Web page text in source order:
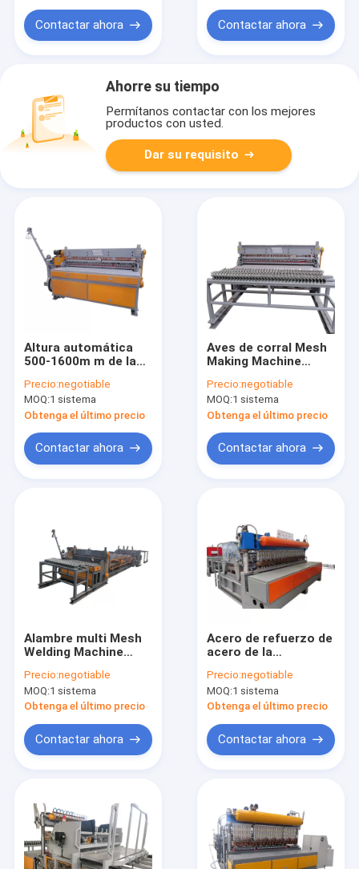
Productos
Sobre nosotros
Contactar ahora Contactar ahora
Ahorre su tiempo
Permítanos contactar con los mejores
productos con usted.
Dar su requisito
Altura automática
500-1600m m de la
de pájaros del CNC
2m m
Precio:negotiable
MOQ:1 sistema
Obtenga el último precio
Contactar ahora
Aves de corral Mesh
Making Machine
Full Auto 25x25m m
abajo
Precio:negotiable
MOQ:1 sistema
Obtenga el último precio
Contactar ahora
Alambre multi Mesh
Welding Machine
control numérico del
punto abajo
Precio:negotiable
MOQ:1 sistema
Obtenga el último precio
Contactar ahora
Acero de refuerzo de
acero de la
agua Mesh Welding
Machine For
Concrete
Precio:negotiable
MOQ:1 sistema
Obtenga el último precio
Contactar ahora